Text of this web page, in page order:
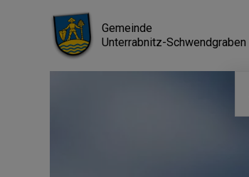
Gemeinde
Unterrabnitz-Schwendgraben